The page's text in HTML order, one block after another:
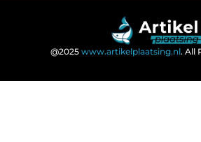
@2025 www.artikelplaatsing.nl. All